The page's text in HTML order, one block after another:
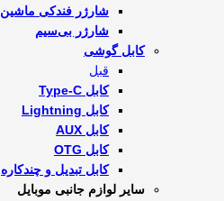
شارژر فندکی ماشین
شارژر بی‌سیم
کابل گوشی
قبل
کابل Type-C
کابل Lightning
کابل AUX
کابل OTG
کابل تبدیل و چندکاره
سایر لوازم جانبی موبایل